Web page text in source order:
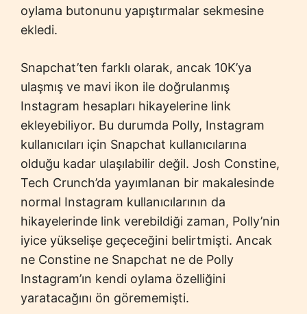
oylama butonunu yapıştırmalar sekmesine
ekledi.
Snapchat’ten farklı olarak, ancak 10K’ya
ulaşmış ve mavi ikon ile doğrulanmış
Instagram hesapları hikayelerine link
ekleyebiliyor. Bu durumda Polly, Instagram
kullanıcıları için Snapchat kullanıcılarına
olduğu kadar ulaşılabilir değil. Josh Constine,
Tech Crunch’da yayımlanan bir makalesinde
normal Instagram kullanıcılarının da
hikayelerinde link verebildiği zaman, Polly’nin
iyice yükselişe geçeceğini belirtmişti. Ancak
ne Constine ne Snapchat ne de Polly
Instagram’ın kendi oylama özelliğini
yaratacağını ön görememişti.